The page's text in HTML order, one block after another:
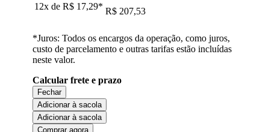
12x de R$ 17,29* R$ 207,53
*Juros: Todos os encargos da operação, como juros,
custo de parcelamento e outras tarifas estão incluídas
neste valor.
Calcular frete e prazo
Fechar
Adicionar à sacola
Adicionar à sacola
Comprar agora